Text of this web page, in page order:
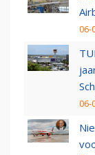
06-
06-